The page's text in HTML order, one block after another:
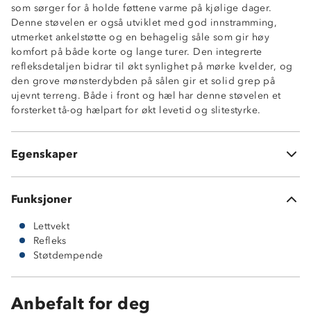
som sørger for å holde føttene varme på kjølige dager.
Denne støvelen er også utviklet med god innstramming,
utmerket ankelstøtte og en behagelig såle som gir høy
komfort på både korte og lange turer. Den integrerte
refleksdetaljen bidrar til økt synlighet på mørke kvelder, og
den grove mønsterdybden på sålen gir et solid grep på
ujevnt terreng. Både i front og hæl har denne støvelen et
forsterket tå-og hælpart for økt levetid og slitestyrke.
Egenskaper
Ventilert design
Lettvekt
Godt grep
Forsterket tå- og hælparti
Funksjoner
Lettvekt
Refleks
Støtdempende
Anbefalt for deg